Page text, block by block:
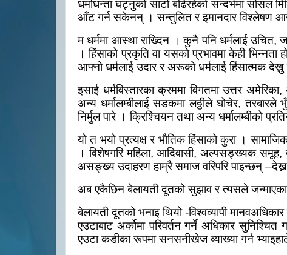
धर्माधन्ता घट्नुको साटो बढिरहेको सन्दर्भमा सोसल
आँट गर्न सकेनन् । सन्तुलित र इमानदार विश्लेषण
म धर्ममा आस्था राख्दिन । कुनै पनि धर्मलाई उचित,
। हिंसाको प्रकृति वा यसको प्रभावमा केही भिन्नता
आफ्नो धर्मलाई उदार र अरूको धर्मलाई हिंसात्मक
इसाई धर्मविस्तारका क्रममा विगतमा उत्तर अमेरिका,
अन्य धर्मालम्बीलाई सडकमा लठ्ठीले घोचेर,तरबारले
निर्मुल पारे । क्रिश्चियन तथा अन्य धर्मालम्बीको
यो त भयो प्रत्यक्ष र भौतिक हिंसाको कुरा ।
। विशेषगरि महिला,आदिवासी,अल्पसङ्ख्यक समूह,
असङ्ख्य उदाहरण हाम्रै समाज वरिपरि पाइन्छन् –
अब एकैछिन बेलायती दूतको सुझाव र त्यसले जन्माएका
बेलायती दूतको भनाइ थियो -विश्वव्यापी
एउटाबाट अर्कोमा परिवर्तन गर्ने अधिकार
एउटा कडीका रूपमा सनसनीखेज व्याख्या गर्न